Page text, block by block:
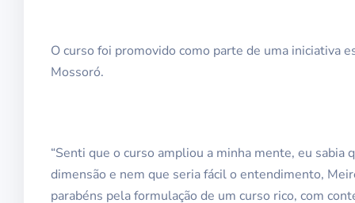
O curso foi promovido como parte de uma iniciativa
Mossoró.
“Senti que o curso ampliou a minha mente, eu sabia
dimensão e nem que seria fácil o entendimento,
parabéns pela formulação de um curso rico, com